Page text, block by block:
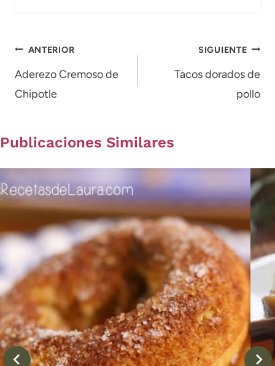
Navegación
de
entradas
ANTERIOR
Aderezo Cremoso de
Chipotle
SIGUIENTE
Tacos dorados de
pollo
Publicaciones Similares